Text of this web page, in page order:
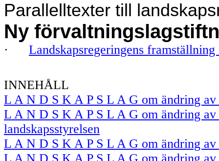
Parallelltexter till
Ny
· Landskapsregeringens
INNEHÅLL
L A N D S K A P S L A G om ändring av
L A N D S K A P S L A G om ändring av
landskapsstyrelsen
L A N D S K A P S L A G om ändring